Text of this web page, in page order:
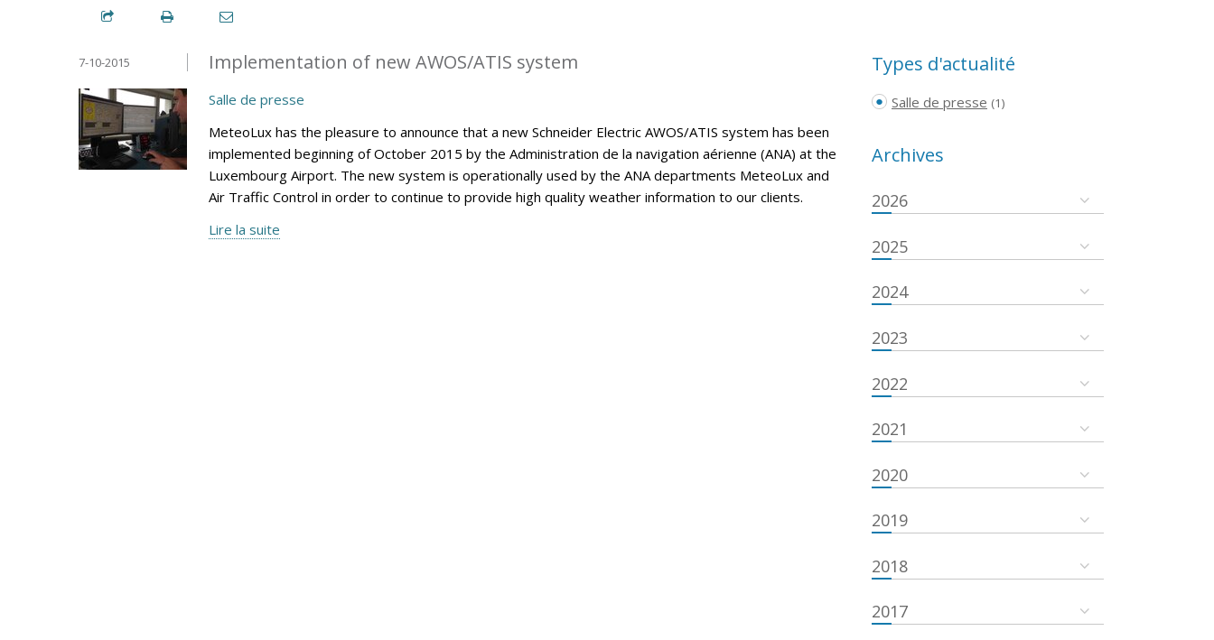
Implementation of new AWOS/ATIS system
7-10-2015
Salle de presse
MeteoLux has the pleasure to announce that a new Schneider Electric AWOS/ATIS system has been
implemented beginning of October 2015 by the Administration de la navigation aérienne (ANA) at the
Luxembourg Airport. The new system is operationally used by the ANA departments MeteoLux and
Air Traffic Control in order to continue to provide high quality weather information to our clients.
Lire la suite
Types d'actualité
Salle de presse (1)
Archives
2026
2025
2024
2023
2022
2021
2020
2019
2018
2017